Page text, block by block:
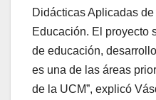
Didácticas Aplicadas
Educación. El proyecto
de educación,
es una de las áreas
de la UCM”, explicó